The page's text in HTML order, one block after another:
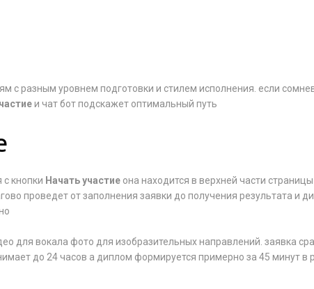
с разным уровнем подготовки и стилем исполнения. если
и чат бот подскажет оптимальный путь
кнопки Начать участие она находится в верхней части
проведет от заполнения заявки до получения результата и
для вокала фото для изобразительных направлений. заявка
до 24 часов а диплом формируется примерно за 45 минут в